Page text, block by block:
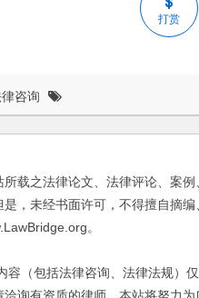
打赏
咨询
所载之法律论文、法律评论、案
是，未经书面许可，不得擅自摘
。
包括法律咨询、法律法规）仅